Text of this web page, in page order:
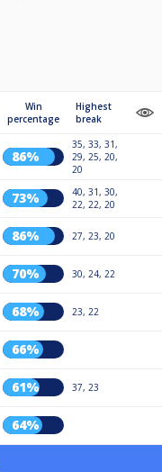
Win
percentage
Highest
break
86%
35, 33, 31,
29, 25, 20,
20
73%
40, 31, 30,
22, 22, 20
86% 27, 23, 20
70% 30, 24, 22
68% 23, 22
66%
61% 37, 23
64%